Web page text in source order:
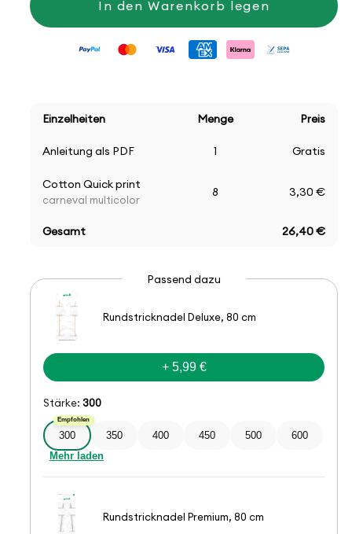
kraus
Shirt
kraus
In den Warenkorb legen
Einzelheiten Menge Preis
Anleitung als PDF 1 Gratis
Cotton Quick print
carneval multicolor
8 3,30 €
Gesamt 26,40 €
Passend dazu
Rundstricknadel Deluxe, 80 cm
+ 5,99 €
Stärke: 300
300
Empfohlen
350 400 450 500
600
Mehr laden
Rundstricknadel Premium, 80 cm